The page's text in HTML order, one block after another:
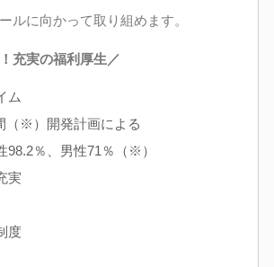
ルに向かって取り組めます。
充実の福利厚生／
ム
（※）開発計画による
98.2％、男性71％（※）
実
度